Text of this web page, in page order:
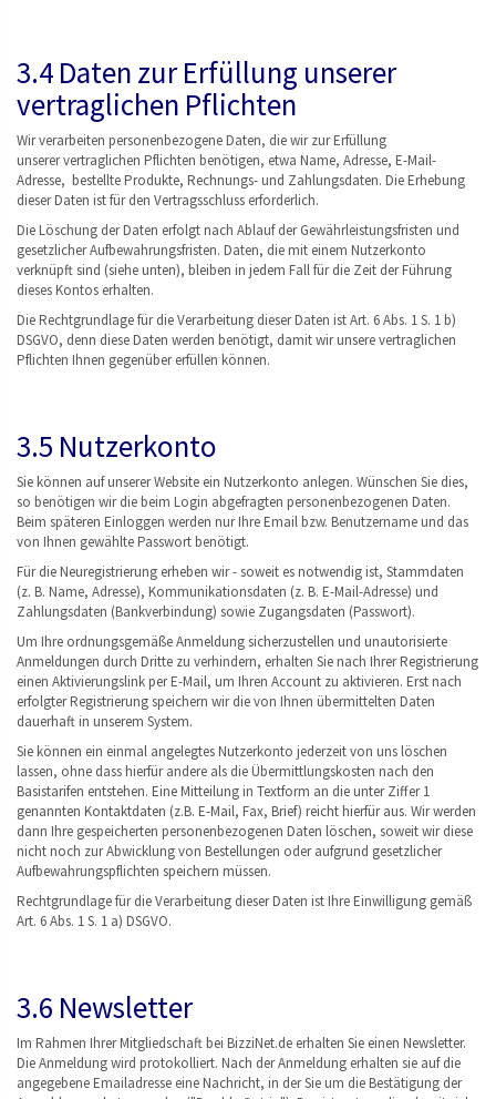
3.4 Daten zur Erfüllung unserer
vertraglichen Pflichten
Wir verarbeiten personenbezogene Daten, die wir zur Erfüllung
unserer vertraglichen Pflichten benötigen, etwa Name, Adresse, E-Mail-
Adresse, bestellte Produkte, Rechnungs- und Zahlungsdaten. Die Erhebung
dieser Daten ist für den Vertragsschluss erforderlich.
Die Löschung der Daten erfolgt nach Ablauf der Gewährleistungsfristen und
gesetzlicher Aufbewahrungsfristen. Daten, die mit einem Nutzerkonto
verknüpft sind (siehe unten), bleiben in jedem Fall für die Zeit der Führung
dieses Kontos erhalten.
Die Rechtgrundlage für die Verarbeitung dieser Daten ist Art. 6 Abs. 1 S. 1 b)
DSGVO, denn diese Daten werden benötigt, damit wir unsere vertraglichen
Pflichten Ihnen gegenüber erfüllen können.
3.5 Nutzerkonto
Sie können auf unserer Website ein Nutzerkonto anlegen. Wünschen Sie dies,
so benötigen wir die beim Login abgefragten personenbezogenen Daten.
Beim späteren Einloggen werden nur Ihre Email bzw. Benutzername und das
von Ihnen gewählte Passwort benötigt.
Für die Neuregistrierung erheben wir - soweit es notwendig ist, Stammdaten
(z. B. Name, Adresse), Kommunikationsdaten (z. B. E-Mail-Adresse) und
Zahlungsdaten (Bankverbindung) sowie Zugangsdaten (Passwort).
Um Ihre ordnungsgemäße Anmeldung sicherzustellen und unautorisierte
Anmeldungen durch Dritte zu verhindern, erhalten Sie nach Ihrer Registrierung
einen Aktivierungslink per E-Mail, um Ihren Account zu aktivieren. Erst nach
erfolgter Registrierung speichern wir die von Ihnen übermittelten Daten
dauerhaft in unserem System.
Sie können ein einmal angelegtes Nutzerkonto jederzeit von uns löschen
lassen, ohne dass hierfür andere als die Übermittlungskosten nach den
Basistarifen entstehen. Eine Mitteilung in Textform an die unter Ziffer 1
genannten Kontaktdaten (z.B. E-Mail, Fax, Brief) reicht hierfür aus. Wir werden
dann Ihre gespeicherten personenbezogenen Daten löschen, soweit wir diese
nicht noch zur Abwicklung von Bestellungen oder aufgrund gesetzlicher
Aufbewahrungspflichten speichern müssen.
Rechtgrundlage für die Verarbeitung dieser Daten ist Ihre Einwilligung gemäß
Art. 6 Abs. 1 S. 1 a) DSGVO.
3.6 Newsletter
Im Rahmen Ihrer Mitgliedschaft bei BizziNet.de erhalten Sie einen Newsletter.
Die Anmeldung wird protokolliert. Nach der Anmeldung erhalten sie auf die
angegebene Emailadresse eine Nachricht, in der Sie um die Bestätigung der